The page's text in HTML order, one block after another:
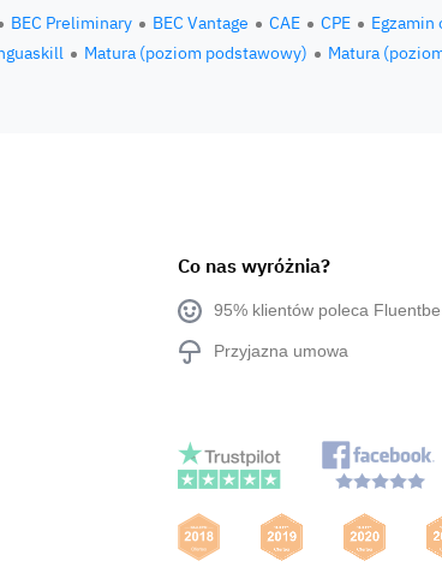
BEC Preliminary BEC Vantage CAE CPE
Matura (poziom podstawowy) Matura
Co nas wyróżnia?
95% klientów poleca Fluentbe
Przyjazna umowa